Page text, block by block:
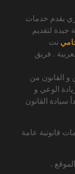
يقدم خدمات
جيدة لتقديم
نت
. فريق
القانون من
الوعي و
سيادة القانون
قانونية عامة
.